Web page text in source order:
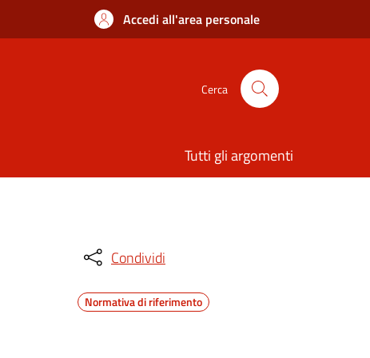
Accedi all'area personale
Cerca
Tutti gli argomenti
Condividi
Normativa di riferimento